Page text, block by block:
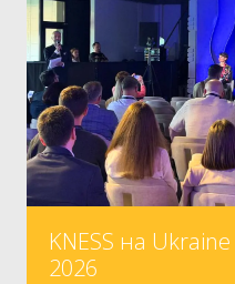
KNESS на
2026